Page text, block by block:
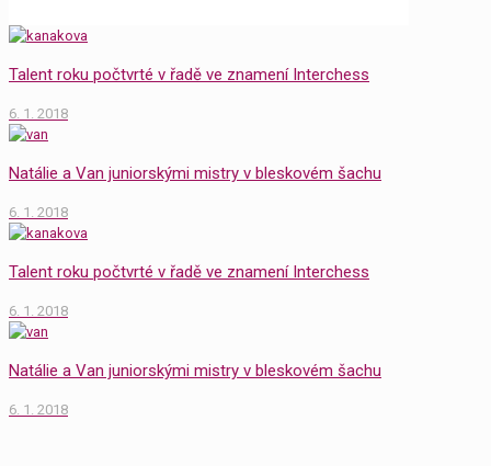
Talent roku počtvrté v řadě ve znamení Interchess
6. 1. 2018
Natálie a Van juniorskými mistry v bleskovém šachu
6. 1. 2018
Talent roku počtvrté v řadě ve znamení Interchess
6. 1. 2018
Natálie a Van juniorskými mistry v bleskovém šachu
6. 1. 2018